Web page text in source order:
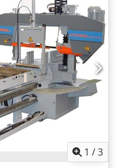
Schnitte. FEMI –
Heimwerker
Hz 0,95 kW
mm Gewicht 17 kg
30 – 80 m/min
in mm: 0° 110x85
Crsdpfxey
mm 14 Zähne/Zoll
und CE-
1 /3